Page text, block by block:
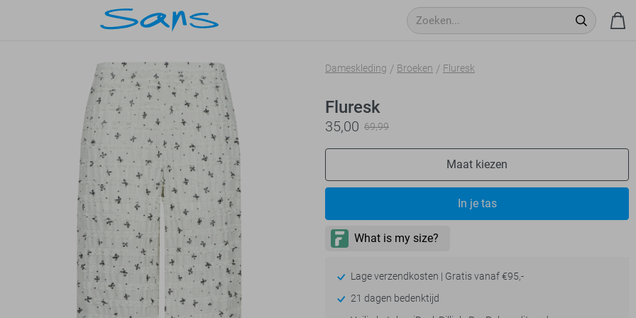
Dameskleding Broeken Fluresk
Fluresk
35,00 69,99
Maat kiezen
In je tas
Lage verzendkosten | Gratis vanaf €95,-
21 dagen bedenktijd